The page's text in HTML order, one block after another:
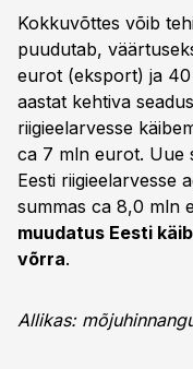
Kokkuvõttes võib
puudutab,
eurot (eksport) ja
aastat kehtiva
riigieelarvesse
ca 7 mln eurot. Uue
Eesti riigieelarvesse
summas ca 8,0 mln
muudatus Eesti
võrra.
Allikas: